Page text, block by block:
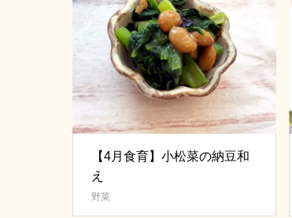
【4月食育】小松菜の納豆和
え
野菜